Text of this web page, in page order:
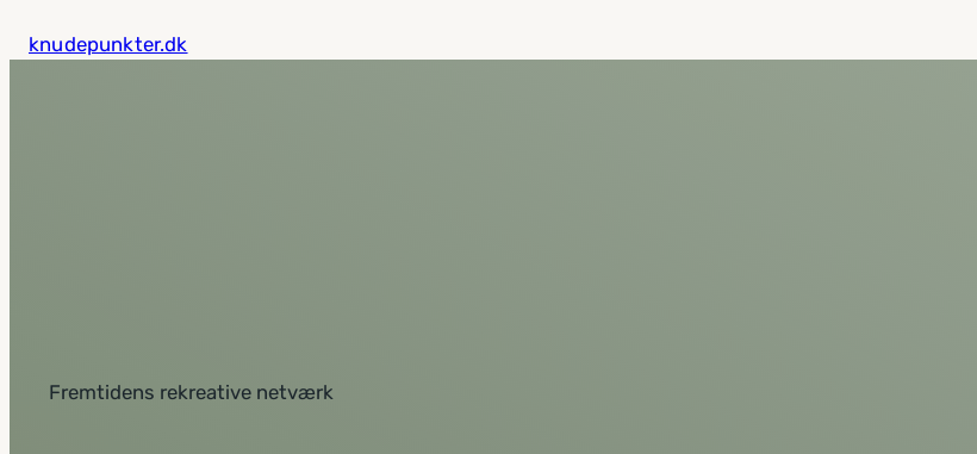
tilknudepunkter.dk
Fremtidens rekreative netværk